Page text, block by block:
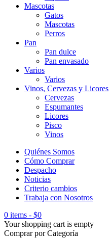
Mascotas
Gatos
Mascotas
Perros
Pan
Pan dulce
Pan envasado
Varios
Varios
Vinos, Cervezas y Licores
Cervezas
Espumantes
Licores
Pisco
Vinos
Quiénes Somos
Cómo Comprar
Despacho
Noticias
Criterio cambios
Trabaja con Nosotros
0 items - $0
Your shopping cart is empty
Comprar por Categoría